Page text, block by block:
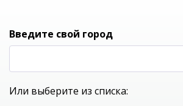
УНИВЕРСАЛЬНЫЙ ИНТЕРНЕТ МАГАЗИН
Введите свой город
Или выберите из списка: